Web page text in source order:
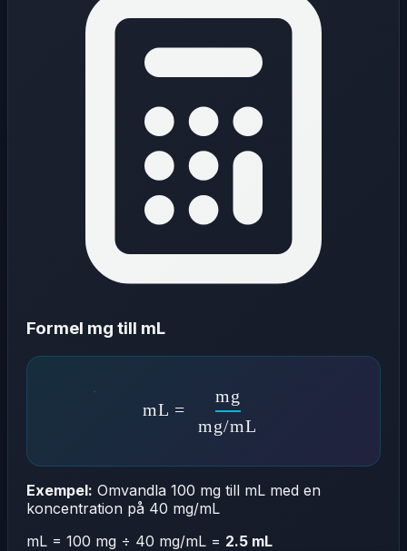
Formel mg till mL
mL =
mg
mg/mL
Exempel: Omvandla 100 mg till mL med en
koncentration på 40 mg/mL
mL = 100 mg ÷ 40 mg/mL = 2.5 mL